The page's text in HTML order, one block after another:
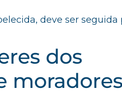
deve ser seguida
dos
moradores